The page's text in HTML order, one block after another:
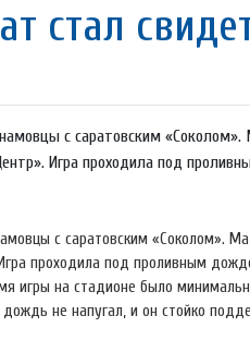
стал
с саратовским
Игра проходила под
с саратовским «Соколом».
проходила под проливным
игры на стадионе было
не напугал, и он стойко